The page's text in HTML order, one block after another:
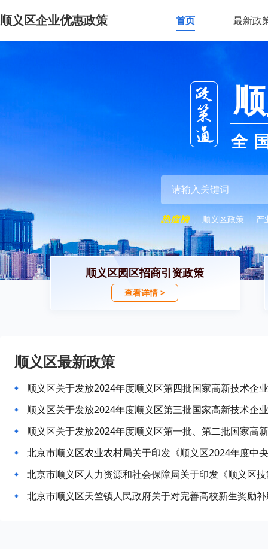
顺义区企业优惠政策 首页 最新政
全
顺义区政策 产
顺义区园区招商引资政策
查看详情 >
顺义区最新政策
顺义区关于发放2024年度顺义区第四批国家高新技术企
顺义区关于发放2024年度顺义区第三批国家高新技术企
顺义区关于发放2024年度顺义区第一批、第二批国家高
北京市顺义区天竺镇人民政府关于对完善高校新生奖励